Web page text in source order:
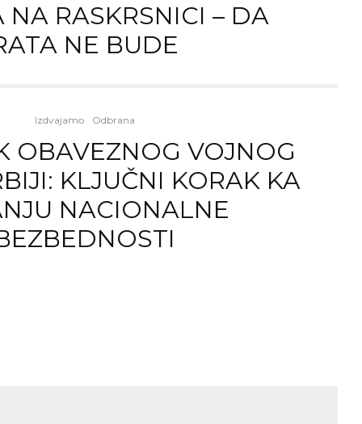
NA RASKRSNICI – DA
NE BUDE
Izdvajamo Odbrana
OBAVEZNOG VOJNOG
KLJUČNI KORAK KA
NACIONALNE